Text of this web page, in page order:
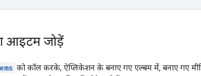
आइटम जोड़ें
को कॉल करके, ऐप्लिकेशन के बनाए गए एल्बम में, बनाए गए